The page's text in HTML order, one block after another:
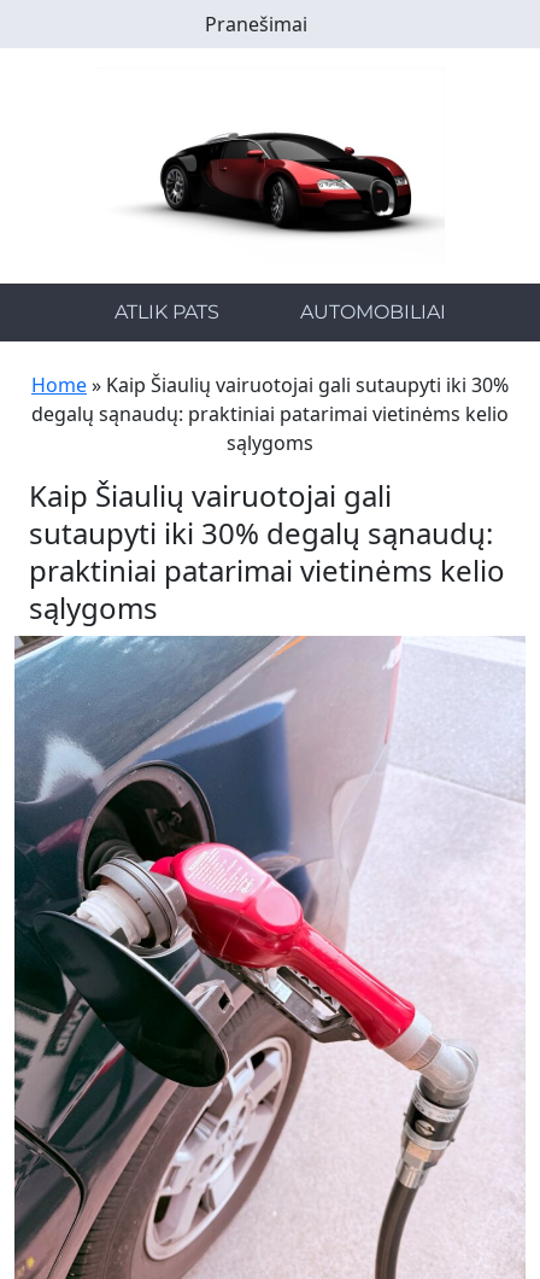
to
Pranešimai
ATLIK PATS AUTOMOBILIAI
Home» Kaip Šiaulių vairuotojai gali sutaupyti iki 30%
degalų sąnaudų: praktiniai patarimai vietinėms kelio
sąlygoms
Kaip Šiaulių vairuotojai gali
sutaupyti iki 30% degalų sąnaudų:
praktiniai patarimai vietinėms kelio
sąlygoms